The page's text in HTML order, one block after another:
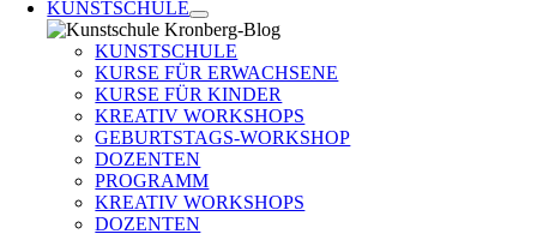
KUNSTSCHULE
KUNSTSCHULE
KURSE FÜR ERWACHSENE
KURSE FÜR KINDER
KREATIV WORKSHOPS
GEBURTSTAGS-WORKSHOP
DOZENTEN
PROGRAMM
KREATIV WORKSHOPS
DOZENTEN